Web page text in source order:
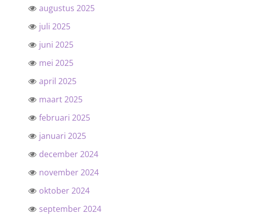
augustus 2025
juli 2025
juni 2025
mei 2025
april 2025
maart 2025
februari 2025
januari 2025
december 2024
november 2024
oktober 2024
september 2024